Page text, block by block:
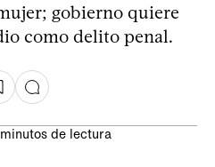
gobierno quiere
como delito penal.
de lectura